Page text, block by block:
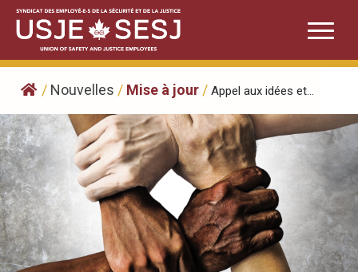
Skip
content
/ Nouvelles / Mise à jour / Appel aux idées et...